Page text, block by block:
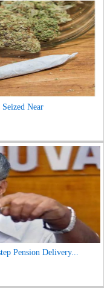
Near
Pension Delivery...